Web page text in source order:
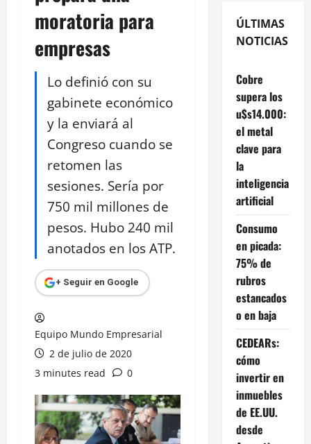
moratoria para
empresas
Lo definió con su
gabinete económico
y la enviará al
Congreso cuando se
retomen las
sesiones. Sería por
750 mil millones de
pesos. Hubo 240 mil
anotados en los ATP.
+ Seguir en Google
Equipo Mundo Empresarial
2 de julio de 2020
3 minutes read
0
ÚLTIMAS
NOTICIAS
Cobre
supera los
u$s14.000:
el metal
clave para
la
inteligencia
artificial
Consumo
en picada:
75% de
rubros
estancados
o en baja
CEDEARs:
cómo
invertir en
inmuebles
de EE.UU.
desde